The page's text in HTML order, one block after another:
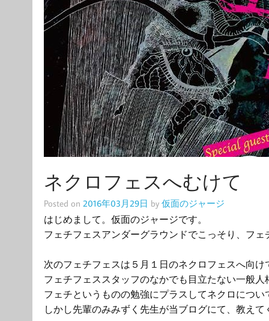
ネクロフェスへむけて
Posted on 2016年03月29日 by 仮面のジャージ
はじめまして。仮面のジャージです。
フェチフェスアンダーグラウンドでこっそり、フ
次のフェチフェスは５月１日のネクロフェスへ向
フェチフェススタッフのなかでも目立たない一般
フェチというものの勉強にプラスしてネクロにつ
しかし先輩のみみずく先生が当ブログにて、教え